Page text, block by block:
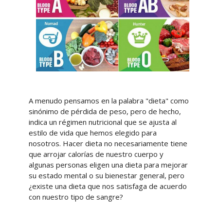
A menudo pensamos en la palabra "dieta" como
sinónimo de pérdida de peso, pero de hecho,
indica un régimen nutricional que se ajusta al
estilo de vida que hemos elegido para
nosotros. Hacer dieta no necesariamente tiene
que arrojar calorías de nuestro cuerpo y
algunas personas eligen una dieta para mejorar
su estado mental o su bienestar general, pero
¿existe una dieta que nos satisfaga de acuerdo
con nuestro tipo de sangre?